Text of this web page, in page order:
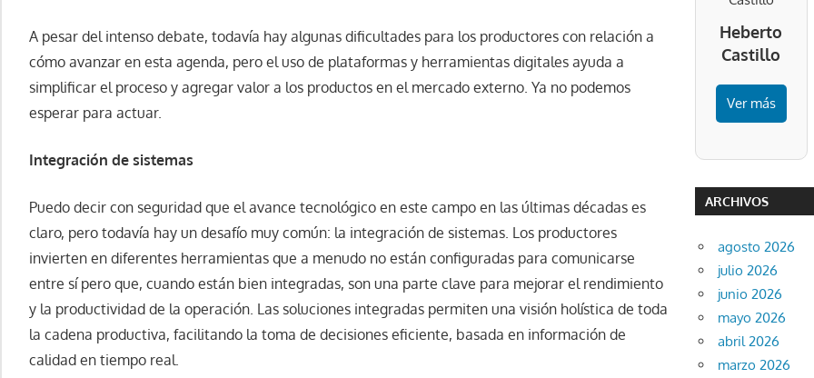
A pesar del intenso debate, todavía hay algunas dificultades para los productores con relación a
cómo avanzar en esta agenda, pero el uso de plataformas y herramientas digitales ayuda a
simplificar el proceso y agregar valor a los productos en el mercado externo. Ya no podemos
esperar para actuar.
Integración de sistemas
Puedo decir con seguridad que el avance tecnológico en este campo en las últimas décadas es
claro, pero todavía hay un desafío muy común: la integración de sistemas. Los productores
invierten en diferentes herramientas que a menudo no están configuradas para comunicarse
entre sí pero que, cuando están bien integradas, son una parte clave para mejorar el rendimiento
y la productividad de la operación. Las soluciones integradas permiten una visión holística de toda
la cadena productiva, facilitando la toma de decisiones eficiente, basada en información de
calidad en tiempo real.
Heberto
Castillo
Ver más
ARCHIVOS
agosto 2026
julio 2026
junio 2026
mayo 2026
abril 2026
marzo 2026